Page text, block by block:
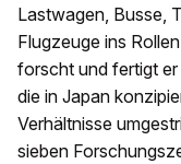
Lastwagen, Busse,
Flugzeuge ins
forscht und fertigt
die in Japan
Verhältnisse
sieben